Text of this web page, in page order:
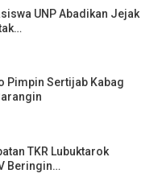
UNP Abadikan Jejak
Pimpin Sertijab Kabag
TKR Lubuktarok
Beringin…